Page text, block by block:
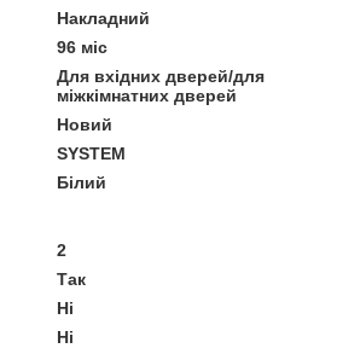
Накладний
96 міс
Для вхідних дверей/для
міжкімнатних дверей
Новий
SYSTEM
Білий
2
Так
Ні
Ні